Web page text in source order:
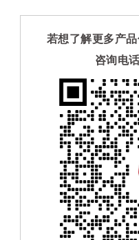
若想了解更多产
咨询电话